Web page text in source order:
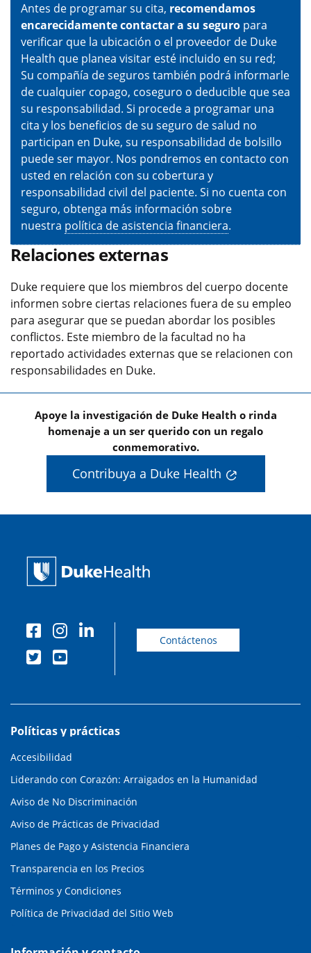
Antes de programar su cita, recomendamos
encarecidamente contactar a su seguro para
verificar que la ubicación o el proveedor de Duke
Health que planea visitar esté incluido en su red;
Su compañía de seguros también podrá informarle
de cualquier copago, coseguro o deducible que sea
su responsabilidad. Si procede a programar una
cita y los beneficios de su seguro de salud no
participan en Duke, su responsabilidad de bolsillo
puede ser mayor. Nos pondremos en contacto con
usted en relación con su cobertura y
responsabilidad civil del paciente. Si no cuenta con
seguro, obtenga más información sobre
nuestra política de asistencia financiera.
Relaciones externas
Duke requiere que los miembros del cuerpo docente
informen sobre ciertas relaciones fuera de su empleo
para asegurar que se puedan abordar los posibles
conflictos. Este miembro de la facultad no ha
reportado actividades externas que se relacionen con
responsabilidades en Duke.
Apoye la investigación de Duke Health o rinda
homenaje a un ser querido con un regalo
conmemorativo.
Contribuya a Duke Health
Contáctenos
Políticas y prácticas
Accesibilidad
Liderando con Corazón: Arraigados en la Humanidad
Aviso de No Discriminación
Aviso de Prácticas de Privacidad
Planes de Pago y Asistencia Financiera
Transparencia en los Precios
Términos y Condiciones
Política de Privacidad del Sitio Web